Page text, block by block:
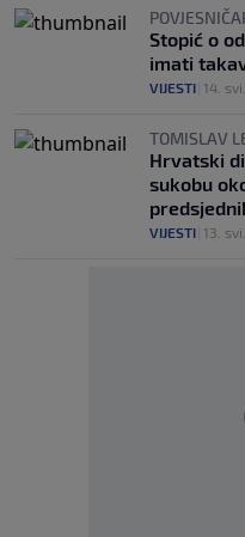
Stopić o
imati
VIJESTI 14. svi.
TOMISLAV
Hrvatski
sukobu
VIJESTI 13. svi.